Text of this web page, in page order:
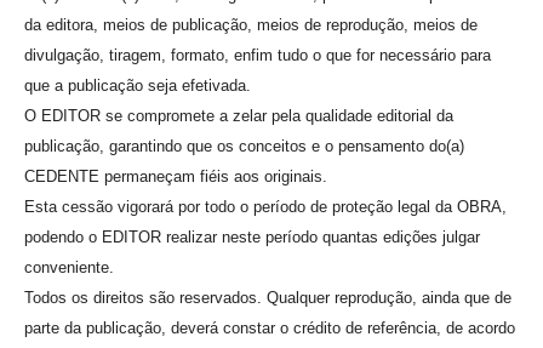
da editora, meios de publicação, meios de reprodução, meios de
divulgação, tiragem, formato, enfim tudo o que for necessário para
que a publicação seja efetivada.
O EDITOR se compromete a zelar pela qualidade editorial da
publicação, garantindo que os conceitos e o pensamento do(a)
CEDENTE permaneçam fiéis aos originais.
Esta cessão vigorará por todo o período de proteção legal da OBRA,
podendo o EDITOR realizar neste período quantas edições julgar
conveniente.
Todos os direitos são reservados. Qualquer reprodução, ainda que de
parte da publicação, deverá constar o crédito de referência, de acordo